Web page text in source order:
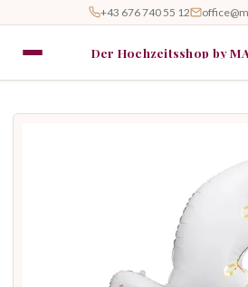
+43 676 740 55 12
Der Hochzeitsshop by